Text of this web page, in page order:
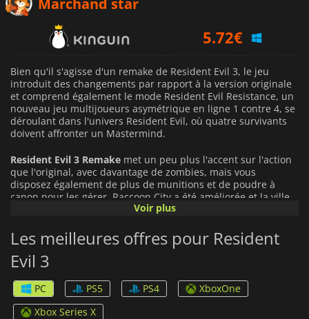
Marchand star
5.72€
6.89€
Bien qu'il s'agisse d'un remake de Resident Evil 3, le jeu
introduit des changements par rapport à la version originale
et comprend également le mode Resident Evil Resistance, un
nouveau jeu multijoueurs asymétrique en ligne 1 contre 4, se
déroulant dans l'univers Resident Evil, où quatre survivants
doivent affronter un Mastermind.
Resident Evil 3 Remake met un peu plus l'accent sur l'action
que l'original, avec davantage de zombies, mais vous
disposez également de plus de munitions et de poudre à
canon pour les gérer. Raccoon City a été améliorée et la ville
est beaucoup plus grande, mais l'histoire se concentre
restantes à Raccoon City à avoir assisté aux atrocités
commises par Umbrella. Pour l'arrêter, Umbrella libère
Nemesis. Sa seule mission est de chasser et de tuer Jill et ses
collègues S.T.A.R.S., officiers de police de l'unité chargée de
couvrir les crimes d'Umbrella. Cette arme biologique
monstrueuse sera un adversaire difficile à battre avant de
pouvoir échapper à Raccoon City.
Voir plus
Les meilleures offres pour Resident
Evil 3
PC PS5 PS4
XboxOne
Xbox Series X